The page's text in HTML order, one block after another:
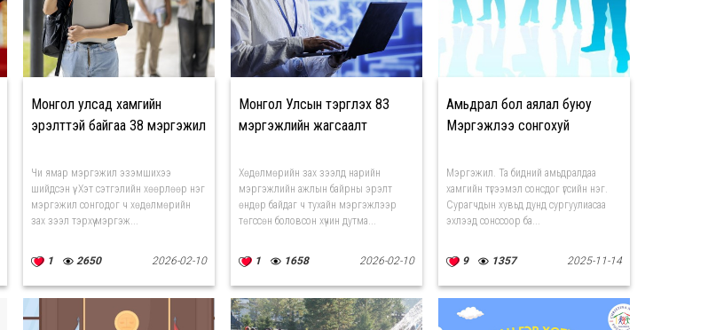
Монгол улсад хамгийн
эрэлттэй байгаа 38 мэргэжил
Чи ямар мэргэжил эзэмшихээ
шийдсэн үү. Хэт сэтгэлийн хөөрлөөр нэг
мэргэжил сонгодог ч хөдөлмөрийн
зах зээл тэрхүү мэргэж...
1 2650 2026-02-10
Монгол Улсын тэргүүлэх 83
мэргэжлийн жагсаалт
Хөдөлмөрийн зах зээлд нарийн
мэргэжлийн ажлын байрны эрэлт
өндөр байдаг ч тухайн мэргэжлээр
төгссөн боловсон хүчин дутма...
1 1658 2026-02-10
Амьдрал бол аялал буюу
Мэргэжлээ сонгохуй
Мэргэжил. Та бидний амьдралдаа
хамгийн түгээмэл сонсдог үгсийн нэг.
Сурагчдын хувьд дунд сургуулиасаа
эхлээд сонссоор ба...
9 1357 2025-11-14